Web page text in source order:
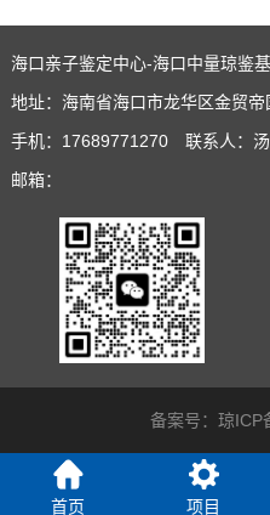
海口亲子鉴定中心-海口中量琼鉴
地址：海南省海口市龙华区金贸
手机：17689771270 联系人：
邮箱：
备案号： 琼ICP
首页 项目